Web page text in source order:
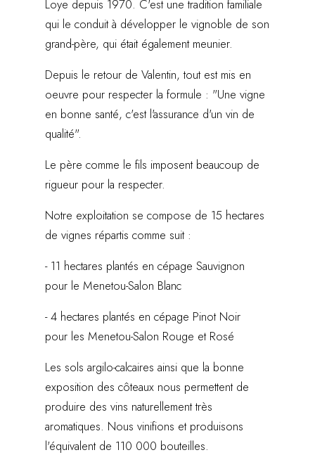
Loye depuis 1970. C'est une tradition familiale
qui le conduit à développer le vignoble de son
grand-père, qui était également meunier.
Depuis le retour de Valentin, tout est mis en
oeuvre pour respecter la formule : "Une vigne
en bonne santé, c'est l'assurance d'un vin de
qualité".
Le père comme le fils imposent beaucoup de
rigueur pour la respecter.
Notre exploitation se compose de 15 hectares
de vignes répartis comme suit :
- 11 hectares plantés en cépage Sauvignon
pour le Menetou-Salon Blanc
- 4 hectares plantés en cépage Pinot Noir
pour les Menetou-Salon Rouge et Rosé
Les sols argilo-calcaires ainsi que la bonne
exposition des côteaux nous permettent de
produire des vins naturellement très
aromatiques. Nous vinifions et produisons
l'équivalent de 110 000 bouteilles.